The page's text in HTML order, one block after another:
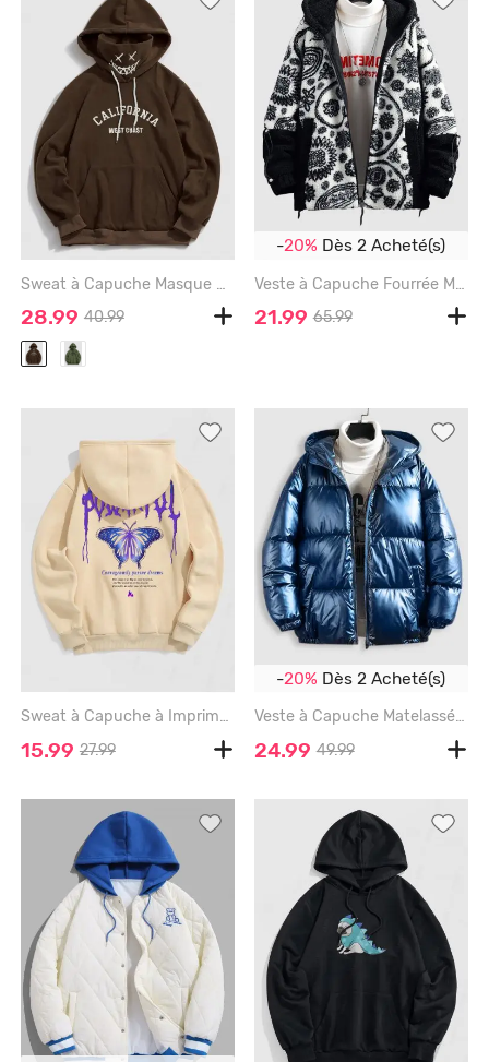
Sweat à Capuche Masque Lettre Brodée Graphique en Laine - MULTI - XL
28.99 40.99
-20% Dès 2 Acheté(s)
Veste à Capuche Fourrée Motif de Cachemire en Tissu Duveteux - WHITE - XL
21.99 65.99
Sweat à Capuche à Imprimé Lettre Flamme Papillon en Laine - LIGHT COFFEE - S
15.99 27.99
-20% Dès 2 Acheté(s)
Veste à Capuche Matelassée Zippée en Couleur Métallisée - DEEP BLUE - S
24.99 49.99